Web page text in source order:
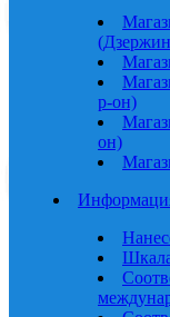
р-он)
он)